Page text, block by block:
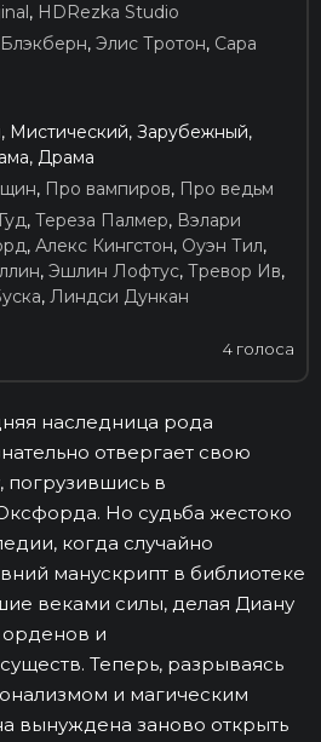
, HDRezka Studio
, Элис Тротон, Сара
Мистический, Зарубежный,
Драма
, Про вампиров, Про ведьм
, Тереза Палмер, Вэлари
, Алекс Кингстон, Оуэн Тил,
, Эшлин Лофтус, Тревор Ив,
, Линдси Дункан
4 голоса
наследница рода
отвергает свою
погрузившись в
Но судьба жестоко
когда случайно
манускрипт в библиотеке
веками силы, делая Диану
и
Теперь, разрываясь
и магическим
вынуждена заново открыть